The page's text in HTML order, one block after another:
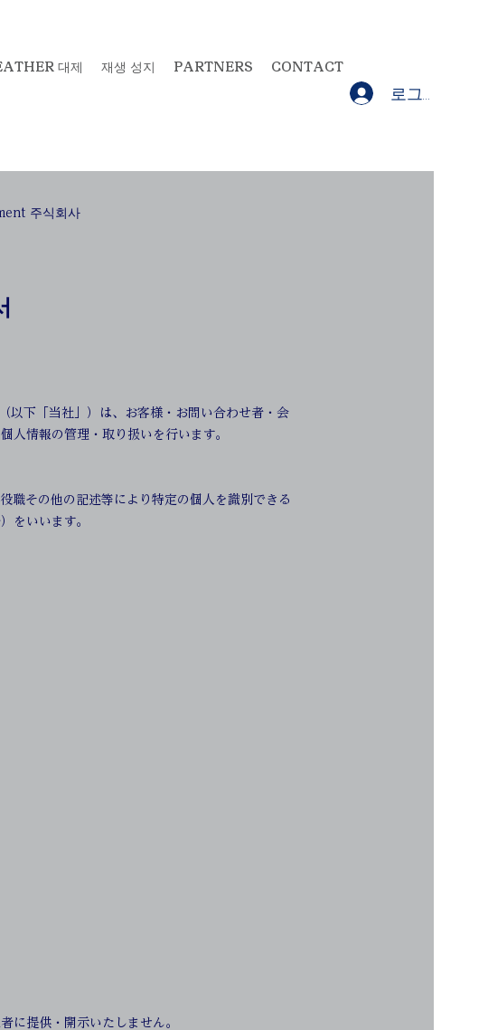
대제 재생 성지 PARTNERS CONTACT
로그인
주식회사
下「当社」）は、お客様・お問い合わせ者・会
人情報の管理・取り扱いを行います。
職その他の記述等により特定の個人を識別できる
をいいます。
に提供・開示いたしません。